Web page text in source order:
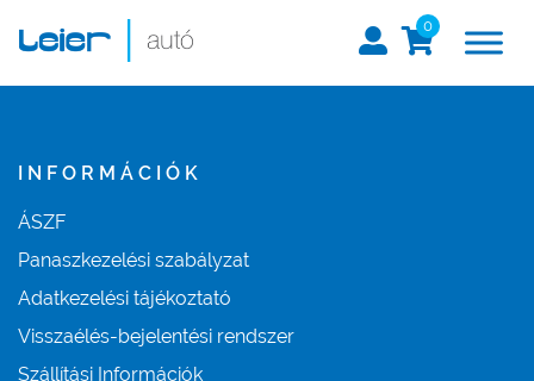
0
INFORMÁCIÓK
ÁSZF
Panaszkezelési szabályzat
Adatkezelési tájékoztató
Visszaélés-bejelentési rendszer
Szállítási Információk